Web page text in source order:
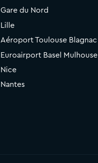
Gare du Nord
Lille
Aéroport Toulouse Blagnac
Euroairport Basel Mulhouse
Nice
Nantes